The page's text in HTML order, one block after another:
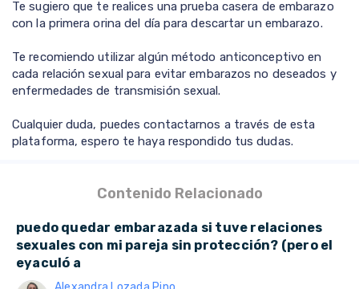
Te sugiero que te realices una prueba casera de embarazo
con la primera orina del día para descartar un embarazo.
Te recomiendo utilizar algún método anticonceptivo en
cada relación sexual para evitar embarazos no deseados y
enfermedades de transmisión sexual.
Cualquier duda, puedes contactarnos a través de esta
plataforma, espero te haya respondido tus dudas.
Contenido Relacionado
puedo quedar embarazada si tuve relaciones
sexuales con mi pareja sin protección? (pero el
eyaculó a